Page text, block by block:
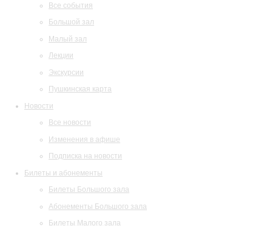
Все события
Большой зал
Малый зал
Лекции
Экскурсии
Пушкинская карта
Новости
Все новости
Изменения в афише
Подписка на новости
Билеты и абонементы
Билеты Большого зала
Абонементы Большого зала
Билеты Малого зала